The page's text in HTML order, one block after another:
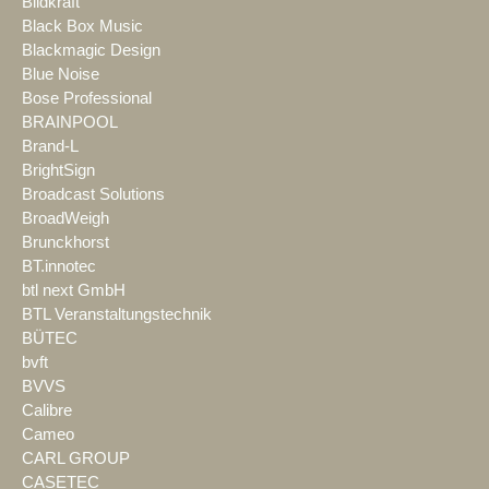
Black Box Music
Blackmagic Design
Blue Noise
Bose Professional
BRAINPOOL
Brand-L
BrightSign
Broadcast Solutions
BroadWeigh
Brunckhorst
BT.innotec
btl next GmbH
BTL Veranstaltungstechnik
BÜTEC
bvft
BVVS
Calibre
Cameo
CARL GROUP
CASETEC